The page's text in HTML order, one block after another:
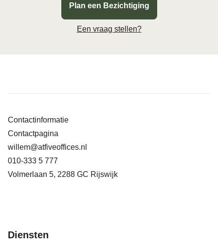
Plan een Bezichtiging
Een vraag stellen?
Contactinformatie
Contactpagina
willem@atfiveoffices.nl
010-333 5 777
Volmerlaan 5, 2288 GC Rijswijk
Diensten